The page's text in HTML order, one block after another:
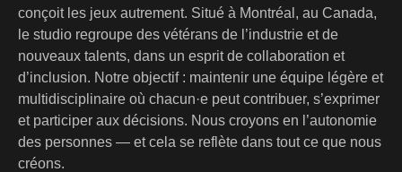
conçoit les jeux autrement. Situé à Montréal, au Canada,
le studio regroupe des vétérans de l’industrie et de
nouveaux talents, dans un esprit de collaboration et
d’inclusion. Notre objectif : maintenir une équipe légère et
multidisciplinaire où chacun·e peut contribuer, s’exprimer
et participer aux décisions. Nous croyons en l’autonomie
des personnes — et cela se reflète dans tout ce que nous
créons.